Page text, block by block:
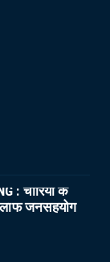
: चोरियों के
जनसहयोग